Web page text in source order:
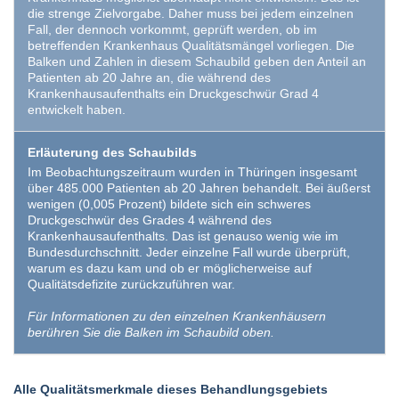
die strenge Zielvorgabe. Daher muss bei jedem einzelnen
Fall, der dennoch vorkommt, geprüft werden, ob im
betreffenden Krankenhaus Qualitätsmängel vorliegen. Die
Balken und Zahlen in diesem Schaubild geben den Anteil an
Patienten ab 20 Jahre an, die während des
Krankenhausaufenthalts ein Druckgeschwür Grad 4
entwickelt haben.
Erläuterung des Schaubilds
Im Beobachtungszeitraum wurden in Thüringen insgesamt
über 485.000 Patienten ab 20 Jahren behandelt. Bei äußerst
wenigen (0,005 Prozent) bildete sich ein schweres
Druckgeschwür des Grades 4 während des
Krankenhausaufenthalts. Das ist genauso wenig wie im
Bundesdurchschnitt. Jeder einzelne Fall wurde überprüft,
warum es dazu kam und ob er möglicherweise auf
Qualitätsdefizite zurückzuführen war.
Für Informationen zu den einzelnen Krankenhäusern
berühren Sie die Balken im Schaubild oben.
Alle Qualitätsmerkmale dieses Behandlungsgebiets